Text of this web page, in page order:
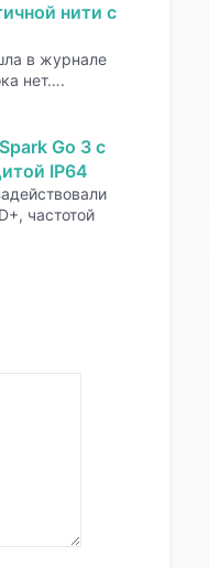
нити с
в журнале
нет….
Go 3 с
IP64
частотой